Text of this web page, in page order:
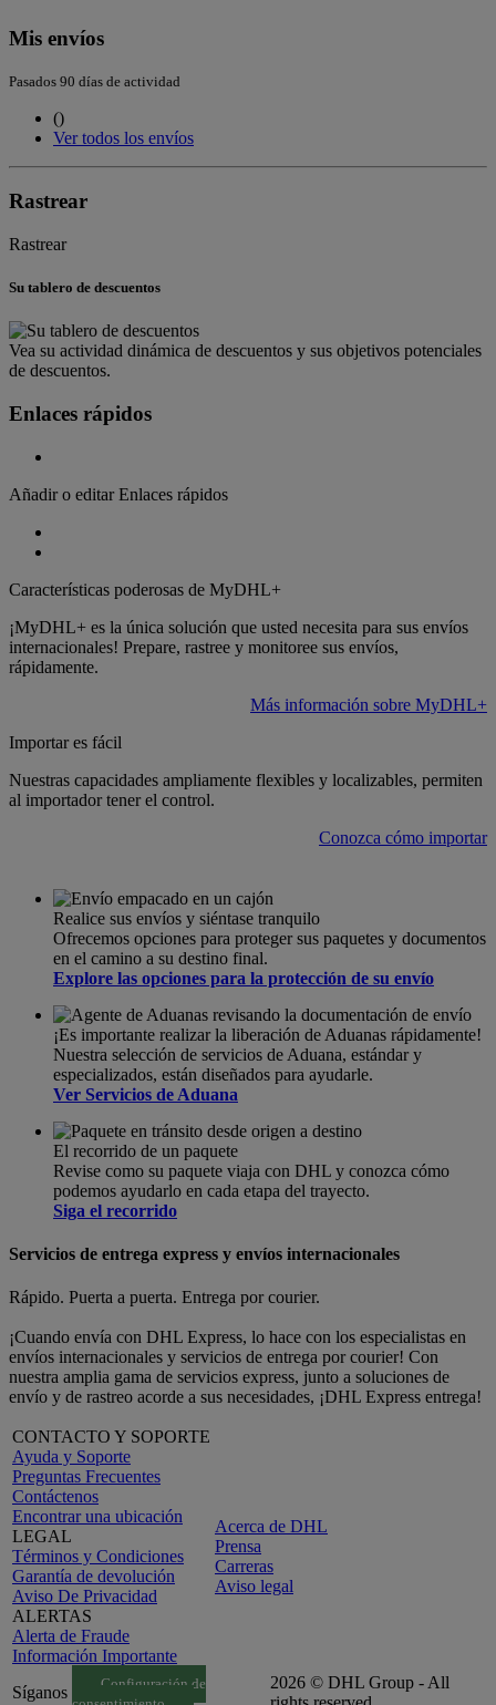
Mis envíos
Pasados 90 días de actividad
()
Ver todos los envíos
Rastrear
Rastrear
Su tablero de descuentos
Vea su actividad dinámica de descuentos y sus objetivos potenciales
de descuentos.
Enlaces rápidos
Añadir o editar Enlaces rápidos
Características poderosas de MyDHL+
¡MyDHL+ es la única solución que usted necesita para sus envíos
internacionales! Prepare, rastree y monitoree sus envíos,
rápidamente.
Más información sobre MyDHL+
Importar es fácil
Nuestras capacidades ampliamente flexibles y localizables, permiten
al importador tener el control.
Conozca cómo importar
Realice sus envíos y siéntase tranquilo
Ofrecemos opciones para proteger sus paquetes y documentos
en el camino a su destino final.
Explore las opciones para la protección de su envío
¡Es importante realizar la liberación de Aduanas rápidamente!
Nuestra selección de servicios de Aduana, estándar y
especializados, están diseñados para ayudarle.
Ver Servicios de Aduana
El recorrido de un paquete
Revise como su paquete viaja con DHL y conozca cómo
podemos ayudarlo en cada etapa del trayecto.
Siga el recorrido
Servicios de entrega express y envíos internacionales
Rápido. Puerta a puerta. Entrega por courier.
¡Cuando envía con DHL Express, lo hace con los especialistas en
envíos internacionales y servicios de entrega por courier! Con
nuestra amplia gama de servicios express, junto a soluciones de
envío y de rastreo acorde a sus necesidades, ¡DHL Express entrega!
CONTACTO Y SOPORTE
Ayuda y Soporte
Preguntas Frecuentes
Contáctenos
Encontrar una ubicación
LEGAL
Términos y Condiciones
Garantía de devolución
Aviso De Privacidad
ALERTAS
Alerta de Fraude
Información Importante
Acerca de DHL
Prensa
Carreras
Aviso legal
Síganos
Configuración de
2026 © DHL Group - All